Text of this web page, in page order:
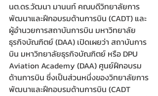
นต.ดร.วัฒนา มานนท์ คณบดีวิทยาลัยการ
พัฒนาและฝึกอบรมด้านการบิน (CADT) และ
ผู้อำนวยการสถาบันการบิน มหาวิทยาลัย
ธุรกิจบัณฑิตย์ (DAA) เปิดเผยว่า สถาบันการ
บิน มหาวิทยาลัยธุรกิจบัณฑิตย์ หรือ DPU
Aviation Academy (DAA) ศูนย์ฝึกอบรม
ด้านการบิน ซึ่งเป็นส่วนหนึ่งของวิทยาลัยการ
พัฒนาและฝึกอบรมด้านการบิน (CADT